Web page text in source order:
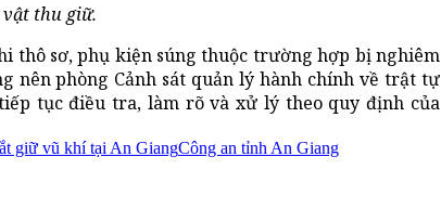
vật thu giữ.
thô sơ, phụ kiện súng thuộc trường hợp bị nghiêm
nên phòng Cảnh sát quản lý hành chính về trật tự
tục điều tra, làm rõ và xử lý theo quy định của
giữ vũ khí tại An GiangCông an tỉnh An Giang